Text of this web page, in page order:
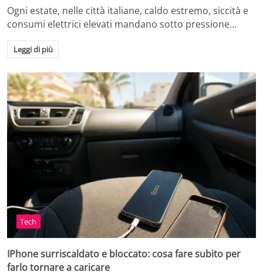
Ogni estate, nelle città italiane, caldo estremo, siccità e
consumi elettrici elevati mandano sotto pressione…
Leggi di più
Tech
IPhone surriscaldato e bloccato: cosa fare subito per
farlo tornare a caricare